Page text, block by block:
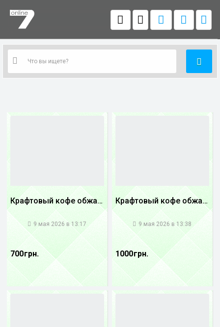
Крафтовый кофе обжареный купаж арабики 3...
9 мая 2026 в 13:17
700 грн.
Крафтовый кофе обжареный Танзания
9 мая 2026 в 13:38
1000 грн.